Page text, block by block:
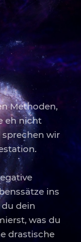
Methoden,
eh nicht
wir
ins
dein
was du
drastische